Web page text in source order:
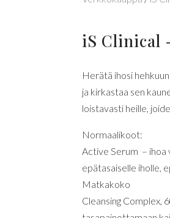
iS Clinical
Herätä ihosi
ja kirkastaa sen
loistavasti heille,
Normaalikoot:
Active Serum – ihoa
epätasaiselle iholle,
Matkakoko
Cleansing Complex,